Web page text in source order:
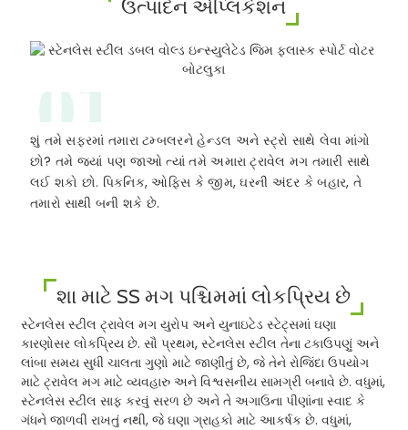
ઉત્પાદન એપ્લિકેશન
01
શું તમે સફરમાં તમારા ટમ્બલરને હેન્ડલ અને સ્ટ્રો સાથે લેવા માંગો
છો? તમે જ્યાં પણ જાઓ ત્યાં તમે અમારા ટ્રાવેલ મગ તમારી સાથે
લઈ શકો છો. પિકનિક, ઓફિસ કે જીમ, ઘરની અંદર કે બહાર, તે
તમારો સાથી બની શકે છે.
શા માટે SS મગ પશ્ચિમમાં લોકપ્રિય છે
સ્ટેનલેસ સ્ટીલ ટ્રાવેલ મગ યુરોપ અને યુનાઇટેડ સ્ટેટ્સમાં ઘણા
કારણોસર લોકપ્રિય છે. સૌ પ્રથમ, સ્ટેનલેસ સ્ટીલ તેના ટકાઉપણું અને
લાંબા સમય સુધી ચાલતા ગુણો માટે જાણીતું છે, જે તેને રોજિંદા ઉપયોગ
માટે ટ્રાવેલ મગ માટે વ્યવહારુ અને વિશ્વસનીય સામગ્રી બનાવે છે. વધુમાં,
સ્ટેનલેસ સ્ટીલ સાફ કરવું સરળ છે અને તે અગાઉના પીણાંના સ્વાદ કે
ગંધને જાળવી રાખતું નથી, જે ઘણા ગ્રાહકો માટે આકર્ષક છે. વધુમાં,